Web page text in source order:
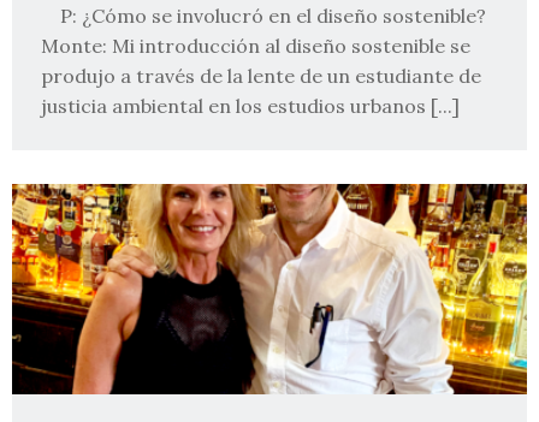
P: ¿Cómo se involucró en el diseño sostenible?
Monte: Mi introducción al diseño sostenible se
produjo a través de la lente de un estudiante de
justicia ambiental en los estudios urbanos [...]